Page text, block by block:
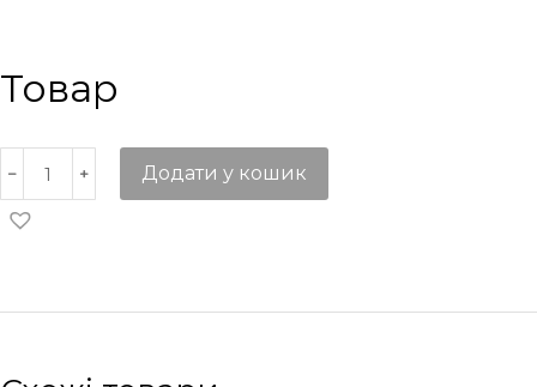
Товар
Додати у кошик